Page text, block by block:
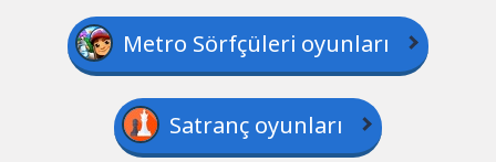
Metro Sörfçüleri oyunları
Satranç oyunları